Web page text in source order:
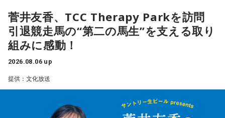
ベントなので興味を持った方はぜひ遊びに行ってみてくださ
い！
ャラリー」
菅井友香、TCC Therapy Parkを訪問
引退競走馬の“第二の馬生”を支える取り
組みに感動！
2026.08.06 up
提供：文化放送